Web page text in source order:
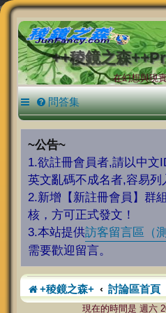
++稜鏡之森
在幻想與現
問答集
~公告~
1.欲註冊會員者,請以中文
英文亂碼不成名者,容易列
2.新增【新註冊會員】群
核，方可正式發文！
3.本站提供訪客留言區（
需要歡迎留言。
+稜鏡之森+ 討論區首頁
現在的時間是 週六